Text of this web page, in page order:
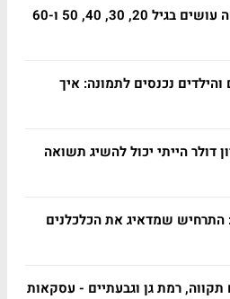
20, 30, 40, 50 ו-60
נכנסים לתמונה: איך
דולר הייתי יכול להשיג תשואה
התרחיש שמדאיג את הכלכלנים
תקווה, רמת גן וגבעתיים - עסקאות